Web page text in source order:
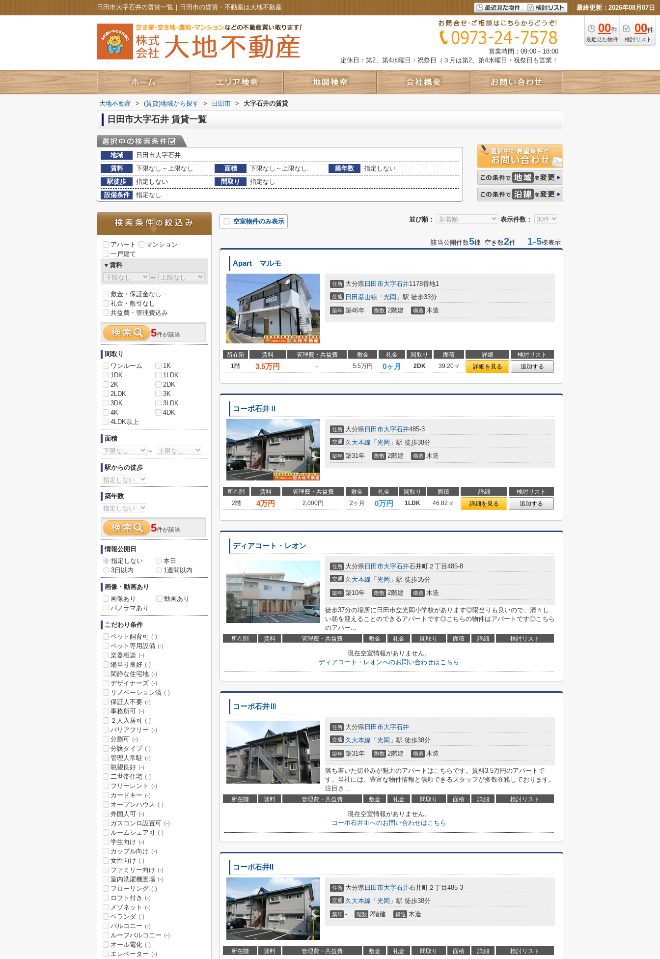
日田市大字石井の賃貸一覧｜日田市の賃貸・不動産は大地不動産 最終更新：2026年08月07日
00件
最近見た物件
00件
検討リスト
営業時間：09:00～18:00
定休日：第2、第4水曜日・祝祭日（３月は第2、第4水曜日・祝祭日も営業！
大地不動産 > (賃貸)地域から探す > 日田市 > 大字石井の賃貸
日田市大字石井 賃貸一覧
地域
日田市大字石井
賃料
下限なし～上限なし 面積 下限なし～上限なし 築年数
指定しない
駅徒歩
指定しない 間取り
指定なし
設備条件
指定なし
並び順： 表示件数：
空室物件のみ表示
該当公開件数5棟 空き数2件 1-5棟表示
Apart マルモ
住所 大分県 日田市大字石井1178番地1
交通 日田彦山線 「 光岡 」駅 徒歩33分
築年 築46年 階数 2階建 構造 木造
所在階 賃料 管理費・共益費 敷金 礼金 間取り 面積 詳細
検討リスト
1階
3.5万円 - 5.5万円 0ヶ月 2DK 39.20㎡ 詳細を見る 追加する
コーポ石井Ⅱ
住所 大分県 日田市大字石井485-3
交通 久大本線 「 光岡 」駅 徒歩38分
築年 築31年 階数 2階建 構造 木造
所在階 賃料 管理費・共益費 敷金 礼金 間取り 面積 詳細
検討リスト
2階
4万円 2,000円 2ヶ月 0万円 1LDK 46.82㎡ 詳細を見る 追加する
ディアコート・レオン
住所 大分県 日田市大字石井石井町２丁目485-8
交通 久大本線 「 光岡 」駅 徒歩35分
築年 築10年 階数 2階建 構造 木造
徒歩37分の場所に日田市立光岡小学校があります◎陽当りも良いので、清々し
い朝を迎えることのできるアパートです◎こちらの物件はアパートです◎こちら
のアパー...
所在階 賃料 管理費・共益費 敷金 礼金 間取り 面積 詳細 検討リスト
現在空室情報がありません。
ディアコート・レオンへのお問い合わせはこちら
コーポ石井Ⅲ
住所 大分県 日田市大字石井
交通 久大本線 「 光岡 」駅 徒歩38分
築年 築31年 階数 2階建 構造 木造
落ち着いた街並みが魅力のアパートはこちらです。賃料3.5万円のアパートで
す。当社には、豊富な物件情報と信頼できるスタッフが多数在籍しております。
注目さ...
所在階 賃料 管理費・共益費 敷金 礼金 間取り 面積 詳細 検討リスト
現在空室情報がありません。
コーポ石井Ⅲへのお問い合わせはこちら
コーポ石井II
住所 大分県 日田市大字石井石井町２丁目485-3
交通 久大本線 「 光岡 」駅 徒歩38分
築年 - 階数 2階建 構造 木造
所在階 賃料 管理費・共益費 敷金 礼金 間取り 面積 詳細 検討リスト
アパート
マンション
一戸建て
▼賃料
～
敷金・保証金なし
礼金・敷引なし
共益費・管理費込み
5件が該当
間取り
ワンルーム
1K
1DK
1LDK
2K
2DK
2LDK
3K
3DK
3LDK
4K
4DK
4LDK以上
面積
～
駅からの徒歩
築年数
5件が該当
情報公開日
指定しない
本日
3日以内
1週間以内
画像・動画あり
画像あり
動画あり
パノラマあり
こだわり条件
ペット飼育可 (-)
ペット専用設備 (-)
楽器相談 (-)
陽当り良好 (-)
閑静な住宅地 (-)
デザイナーズ (-)
リノベーション済 (-)
保証人不要 (-)
事務所可 (-)
２人入居可 (-)
バリアフリー (-)
分割可 (-)
分譲タイプ (-)
管理人常駐 (-)
眺望良好 (-)
二世帯住宅 (-)
フリーレント (-)
カードキー (-)
オープンハウス (-)
外国人可 (-)
ガスコンロ設置可 (-)
ルームシェア可 (-)
学生向け (-)
カップル向け (-)
女性向け (-)
ファミリー向け (-)
室内洗濯機置場 (-)
フローリング (-)
ロフト付き (-)
メゾネット (-)
ベランダ (-)
バルコニー (-)
ルーフバルコニー (-)
オール電化 (-)
エレベーター (-)